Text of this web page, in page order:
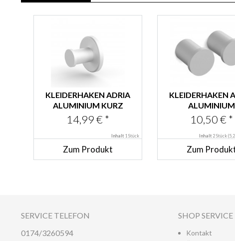
KLEIDERHAKEN ADRIA
ALUMINIUM KURZ
14,99 € *
Inhalt 1 Stück
Zum Produkt
KLEIDERHAKEN
ALUMINIUM
DOPPELPACK
10,50 € *
Inhalt 2 Stück
Zum
SERVICE TELEFON
0174/3260594
SHOP SERVICE
Kontakt